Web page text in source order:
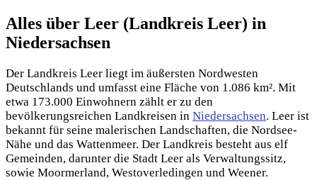
Alles über Leer (Landkreis Leer) in
Niedersachsen
Der Landkreis Leer liegt im äußersten Nordwesten
Deutschlands und umfasst eine Fläche von 1.086 km². Mit
etwa 173.000 Einwohnern zählt er zu den
bevölkerungsreichen Landkreisen in Niedersachsen. Leer ist
bekannt für seine malerischen Landschaften, die Nordsee-
Nähe und das Wattenmeer. Der Landkreis besteht aus elf
Gemeinden, darunter die Stadt Leer als Verwaltungssitz,
sowie Moormerland, Westoverledingen und Weener.